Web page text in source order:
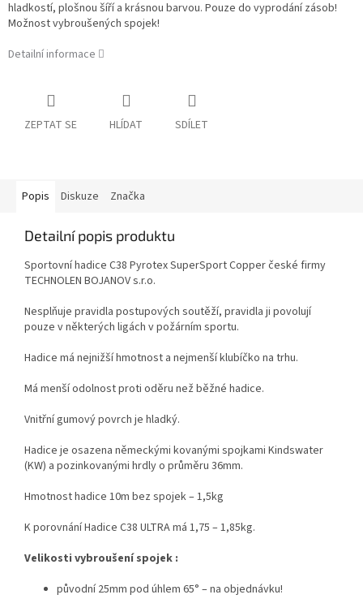
hladkostí, plošnou šíří a krásnou barvou. Pouze do vyprodání zásob!
Možnost vybroušených spojek!
Detailní informace
ZEPTAT SE HLÍDAT SDÍLET
Popis Diskuze Značka
Detailní popis produktu
Sportovní hadice C38 Pyrotex SuperSport Copper české firmy
TECHNOLEN BOJANOV s.r.o.
Nesplňuje pravidla postupových soutěží, pravidla ji povolují
pouze v některých ligách v požárním sportu.
Hadice má nejnižší hmotnost a nejmenší klubíčko na trhu.
Má menší odolnost proti oděru než běžné hadice.
Vnitřní gumový povrch je hladký.
Hadice je osazena německými kovanými spojkami Kindswater
(KW) a pozinkovanými hrdly o průměru 36mm.
Hmotnost hadice 10m bez spojek – 1,5kg
K porovnání Hadice C38 ULTRA má 1,75 – 1,85kg.
Velikosti vybroušení spojek :
původní 25mm pod úhlem 65° – na objednávku!